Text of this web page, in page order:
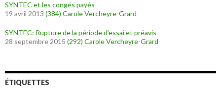
SYNTEC et les congés payés
19 avril 2013 (384) Carole Vercheyre-Grard
SYNTEC: Rupture de la période d’essai et préavis
28 septembre 2015 (292) Carole Vercheyre-Grard
ÉTIQUETTES